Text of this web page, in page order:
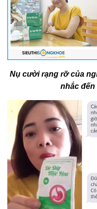
Nụ cười rạng rỡ của
nhắc đến